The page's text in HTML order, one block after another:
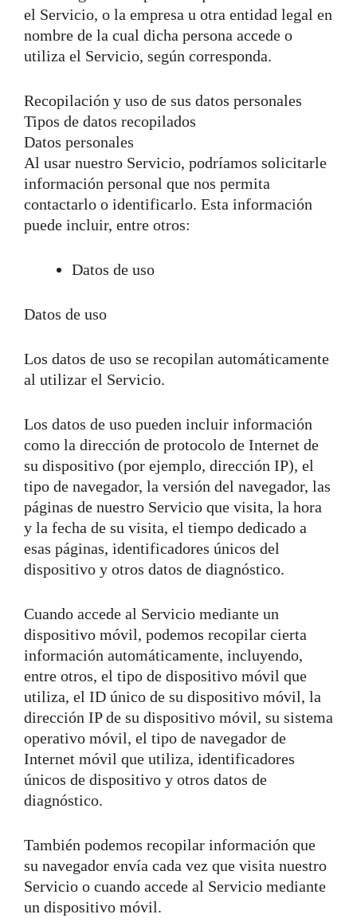
el Servicio, o la empresa u otra entidad legal en
nombre de la cual dicha persona accede o
utiliza el Servicio, según corresponda.
Recopilación y uso de sus datos personales
Tipos de datos recopilados
Datos personales
Al usar nuestro Servicio, podríamos solicitarle
información personal que nos permita
contactarlo o identificarlo. Esta información
puede incluir, entre otros:
Datos de uso
Datos de uso
Los datos de uso se recopilan automáticamente
al utilizar el Servicio.
Los datos de uso pueden incluir información
como la dirección de protocolo de Internet de
su dispositivo (por ejemplo, dirección IP), el
tipo de navegador, la versión del navegador, las
páginas de nuestro Servicio que visita, la hora
y la fecha de su visita, el tiempo dedicado a
esas páginas, identificadores únicos del
dispositivo y otros datos de diagnóstico.
Cuando accede al Servicio mediante un
dispositivo móvil, podemos recopilar cierta
información automáticamente, incluyendo,
entre otros, el tipo de dispositivo móvil que
utiliza, el ID único de su dispositivo móvil, la
dirección IP de su dispositivo móvil, su sistema
operativo móvil, el tipo de navegador de
Internet móvil que utiliza, identificadores
únicos de dispositivo y otros datos de
diagnóstico.
También podemos recopilar información que
su navegador envía cada vez que visita nuestro
Servicio o cuando accede al Servicio mediante
un dispositivo móvil.